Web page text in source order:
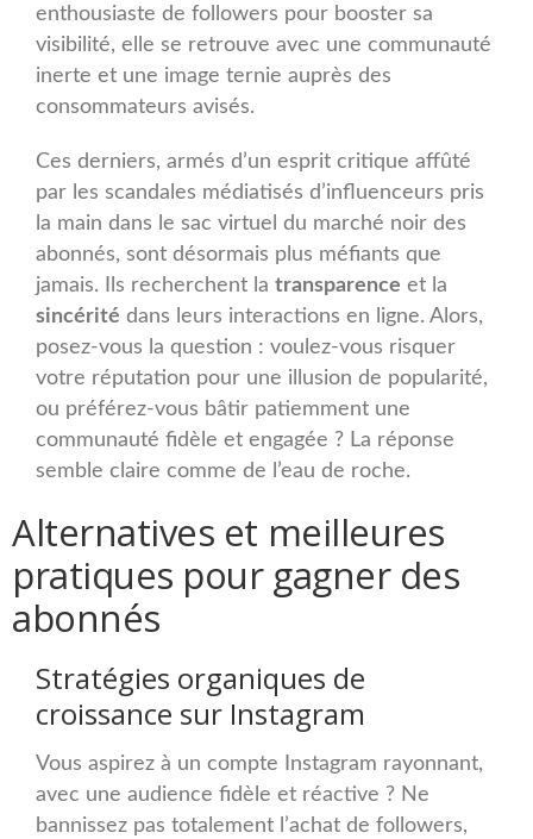
enthousiaste de followers pour booster sa
visibilité, elle se retrouve avec une communauté
inerte et une image ternie auprès des
consommateurs avisés.
Ces derniers, armés d’un esprit critique affûté
par les scandales médiatisés d’influenceurs pris
la main dans le sac virtuel du marché noir des
abonnés, sont désormais plus méfiants que
jamais. Ils recherchent la transparence et la
sincérité dans leurs interactions en ligne. Alors,
posez-vous la question : voulez-vous risquer
votre réputation pour une illusion de popularité,
ou préférez-vous bâtir patiemment une
communauté fidèle et engagée ? La réponse
semble claire comme de l’eau de roche.
Alternatives et meilleures
pratiques pour gagner des
abonnés
Stratégies organiques de
croissance sur Instagram
Vous aspirez à un compte Instagram rayonnant,
avec une audience fidèle et réactive ? Ne
bannissez pas totalement l’achat de followers,